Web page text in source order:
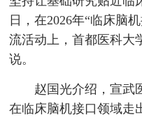
日，在2026年“临床脑
流活动上，首都医科大
说。
赵国光介绍，宣武
在临床脑机接口领域走